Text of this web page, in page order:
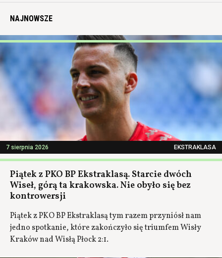
NAJNOWSZE
7 sierpnia 2026 EKSTRAKLASA
Piątek z PKO BP Ekstraklasą. Starcie dwóch
Wiseł, górą ta krakowska. Nie obyło się bez
kontrowersji
Piątek z PKO BP Ekstraklasą tym razem przyniósł nam
jedno spotkanie, które zakończyło się triumfem Wisły
Kraków nad Wisłą Płock 2:1.